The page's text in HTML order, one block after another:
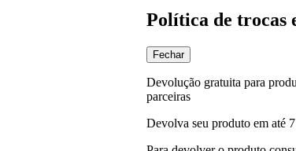
Política de trocas
Fechar
Devolução gratuita para
parceiras
Devolva seu produto em até